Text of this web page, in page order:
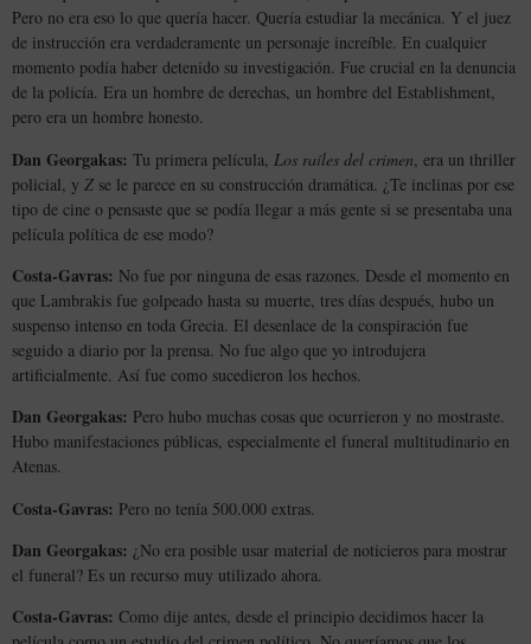
Pero no era eso lo que quería hacer. Quería estudiar la mecánica. Y el juez
de instrucción era verdaderamente un personaje increíble. En cualquier
momento podía haber detenido su investigación. Fue crucial en la denuncia
de la policía. Era un hombre de derechas, un hombre del Establishment,
pero era un hombre honesto.
Dan Georgakas: Tu primera película, Los raíles del crimen , era un thriller
policial, y Z se le parece en su construcción dramática. ¿Te inclinas por ese
tipo de cine o pensaste que se podía llegar a más gente si se presentaba una
película política de ese modo?
Costa-Gavras: No fue por ninguna de esas razones. Desde el momento en
que Lambrakis fue golpeado hasta su muerte, tres días después, hubo un
suspenso intenso en toda Grecia. El desenlace de la conspiración fue
seguido a diario por la prensa. No fue algo que yo introdujera
artificialmente. Así fue como sucedieron los hechos.
Dan Georgakas: Pero hubo muchas cosas que ocurrieron y no mostraste.
Hubo manifestaciones públicas, especialmente el funeral multitudinario en
Atenas.
Costa-Gavras: Pero no tenía 500.000 extras.
Dan Georgakas: ¿No era posible usar material de noticieros para mostrar
el funeral? Es un recurso muy utilizado ahora.
Costa-Gavras: Como dije antes, desde el principio decidimos hacer la